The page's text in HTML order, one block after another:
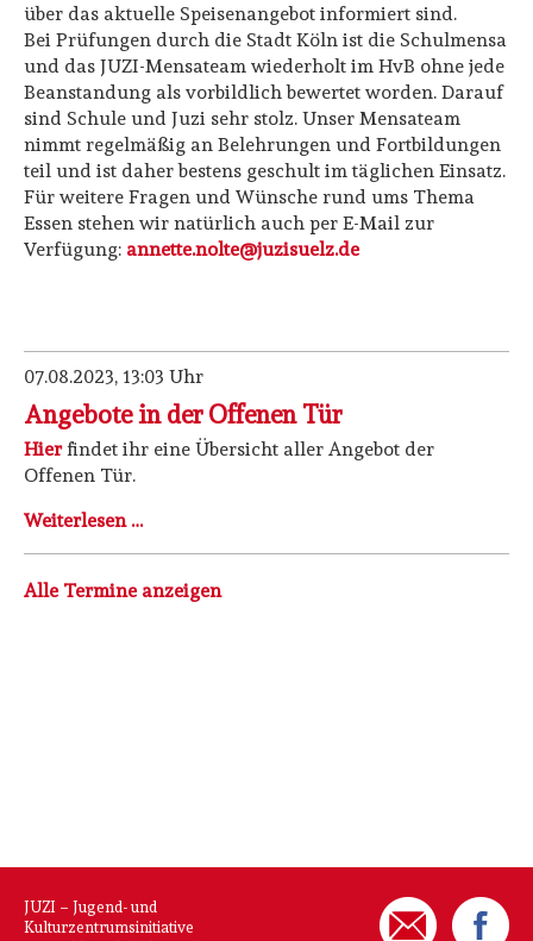
über das aktuelle Speisenangebot informiert sind.
Bei Prüfungen durch die Stadt Köln ist die Schulmensa
und das JUZI-Mensateam wiederholt im HvB ohne jede
Beanstandung als vorbildlich bewertet worden. Darauf
sind Schule und Juzi sehr stolz. Unser Mensateam
nimmt regelmäßig an Belehrungen und Fortbildungen
teil und ist daher bestens geschult im täglichen Einsatz.
Für weitere Fragen und Wünsche rund ums Thema
Essen stehen wir natürlich auch per E-Mail zur
Verfügung: annette.nolte@juzisuelz.de
07.08.2023, 13:03 Uhr
Angebote in der Offenen Tür
Hierfindet ihr eine Übersicht aller Angebot der
Offenen Tür.
Weiterlesen …Angebote
Offenen
Alle Termine anzeigen
JUZI – Jugend- und
Kulturzentrumsinitiative